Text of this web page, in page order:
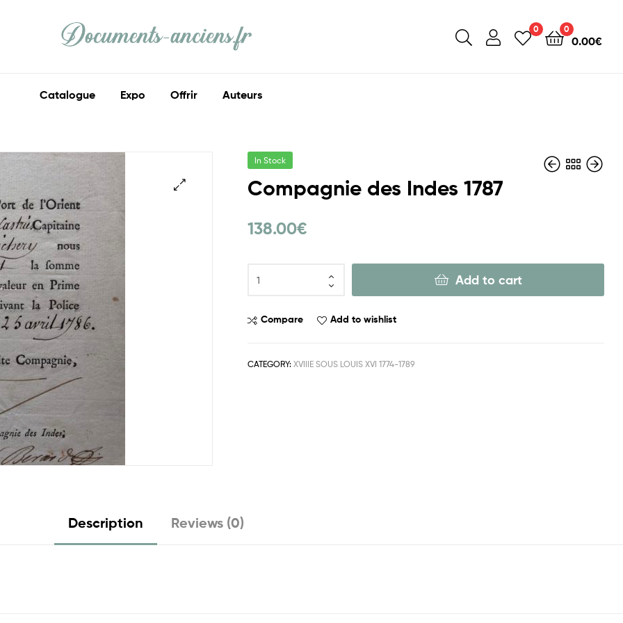
Anciens
0 0
0.00€
Catalogue Expo Offrir Auteurs
In Stock
Compagnie des Indes 1787
138.00€
Add to cart
Compare Add to wishlist
CATEGORY:XVIIIE SOUS LOUIS XVI 1774-1789
Description Reviews (0)